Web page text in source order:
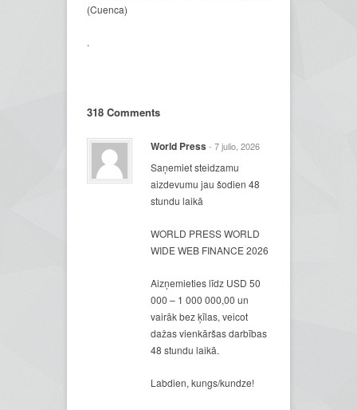
(Cuenca)
.
318 Comments
World Press - 7 julio, 2026
Saņemiet steidzamu
aizdevumu jau šodien 48
stundu laikā
WORLD PRESS WORLD
WIDE WEB FINANCE 2026
Aizņemieties līdz USD 50
000 – 1 000 000,00 un
vairāk bez ķīlas, veicot
dažas vienkāršas darbības
48 stundu laikā.
Labdien, kungs/kundze!